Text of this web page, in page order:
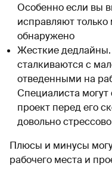
Особенно если вы
исправляют только
обнаружено
Жесткие
сталкиваются с
отведенными на
Специалиста могут
проект перед его
довольно стрессово
Плюсы и минусы
рабочего места и